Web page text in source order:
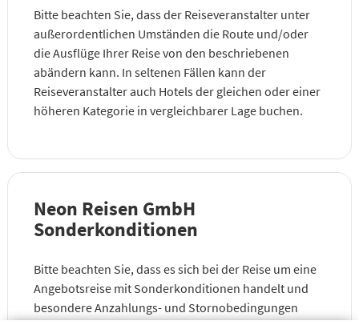
Bitte beachten Sie, dass der Reiseveranstalter unter
außerordentlichen Umständen die Route und/oder
die Ausflüge Ihrer Reise von den beschriebenen
abändern kann. In seltenen Fällen kann der
Reiseveranstalter auch Hotels der gleichen oder einer
höheren Kategorie in vergleichbarer Lage buchen.
Neon Reisen GmbH
Sonderkonditionen
Bitte beachten Sie, dass es sich bei der Reise um eine
Angebotsreise mit Sonderkonditionen handelt und
besondere Anzahlungs- und Stornobedingungen